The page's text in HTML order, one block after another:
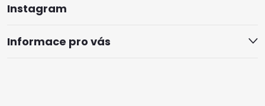
Instagram
Informace pro vás